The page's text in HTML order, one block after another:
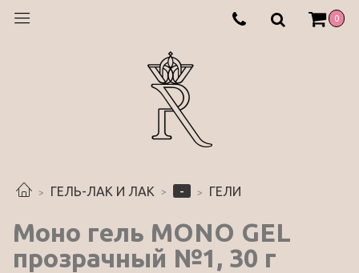
0
ГЕЛЬ-ЛАК И ЛАК - ГЕЛИ
Моно гель MONO GEL
прозрачный №1, 30 г